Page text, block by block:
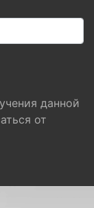
данной
от